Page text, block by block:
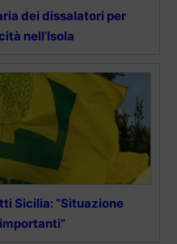
dei dissalatori per
nell’Isola
Sicilia: “Situazione